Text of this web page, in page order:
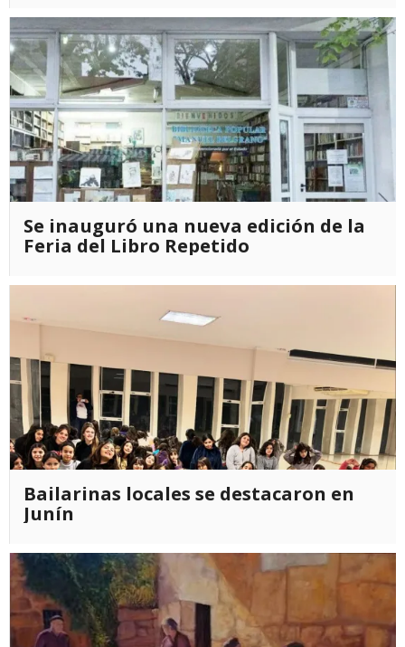
Se inauguró una nueva edición de la
Feria del Libro Repetido
Bailarinas locales se destacaron en
Junín